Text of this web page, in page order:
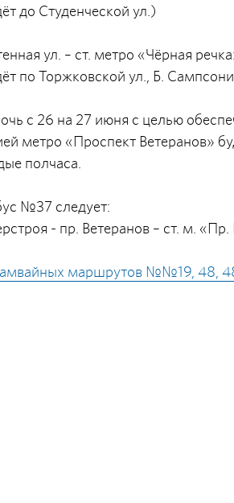
до Студенческой ул.)
ул. – ст. метро «Чёрная
по Торжковской ул., Б.
с 26 на 27 июня с целью
метро «Проспект Ветеранов»
полчаса.
№37 следует:
- пр. Ветеранов – ст. м. «Пр.
маршрутов №№19, 48,